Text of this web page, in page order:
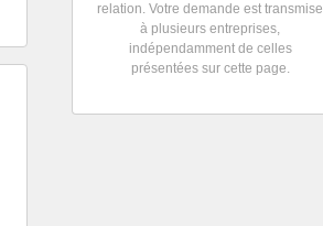
relation. Votre demande est transmise
à plusieurs entreprises,
indépendamment de celles
présentées sur cette page.